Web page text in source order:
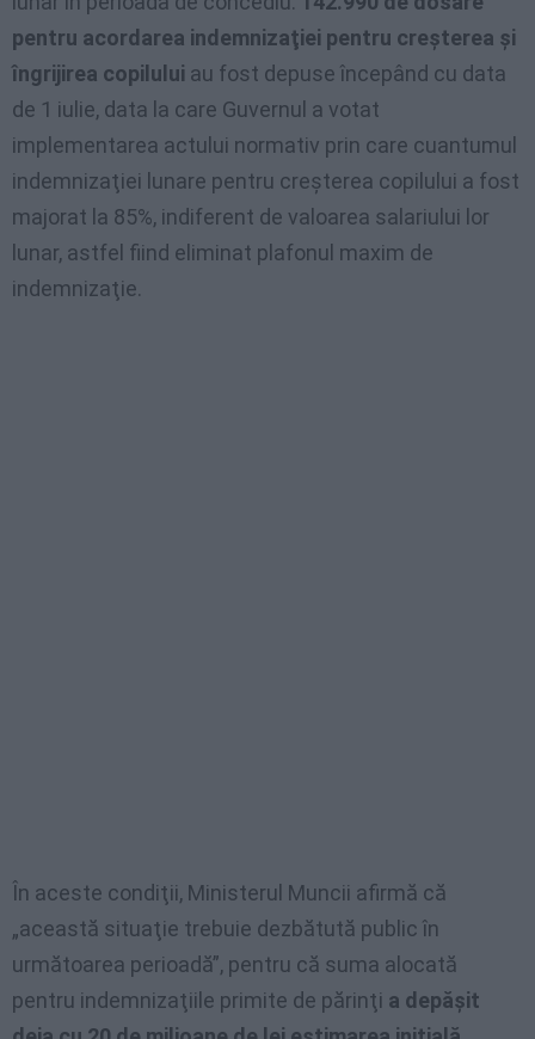
pentru acordarea indemnizaţiei pentru creşterea şi
îngrijirea copilului au fost depuse începând cu data
de 1 iulie, data la care Guvernul a votat
implementarea actului normativ prin care cuantumul
indemnizaţiei lunare pentru creşterea copilului a fost
majorat la 85%, indiferent de valoarea salariului lor
lunar, astfel fiind eliminat plafonul maxim de
indemnizaţie.
În aceste condiţii, Ministerul Muncii afirmă că
„această situaţie trebuie dezbătută public în
următoarea perioadă”, pentru că suma alocată
pentru indemnizaţiile primite de părinţi a depăşit